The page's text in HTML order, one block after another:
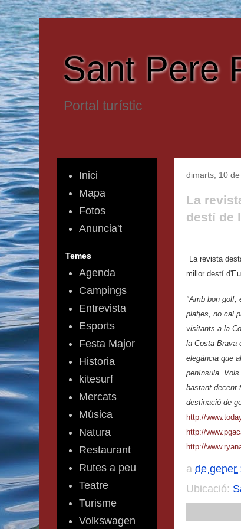
Sant Pere
Portal turístic
dimarts, 10
La
destí de
La revista
millor destí
"Amb bon golf,
platjes, no cal
visitants a la
la Costa Brava
elegància que
península.
bastant decent
destinació de
http://
http://
http://
a de gener
Ubicació:
Inici
Mapa
Fotos
Anuncia't
Temes
Agenda
Campings
Entrevista
Esports
Festa Major
Historia
kitesurf
Mercats
Música
Natura
Restaurant
Rutes a peu
Teatre
Turisme
Volkswagen